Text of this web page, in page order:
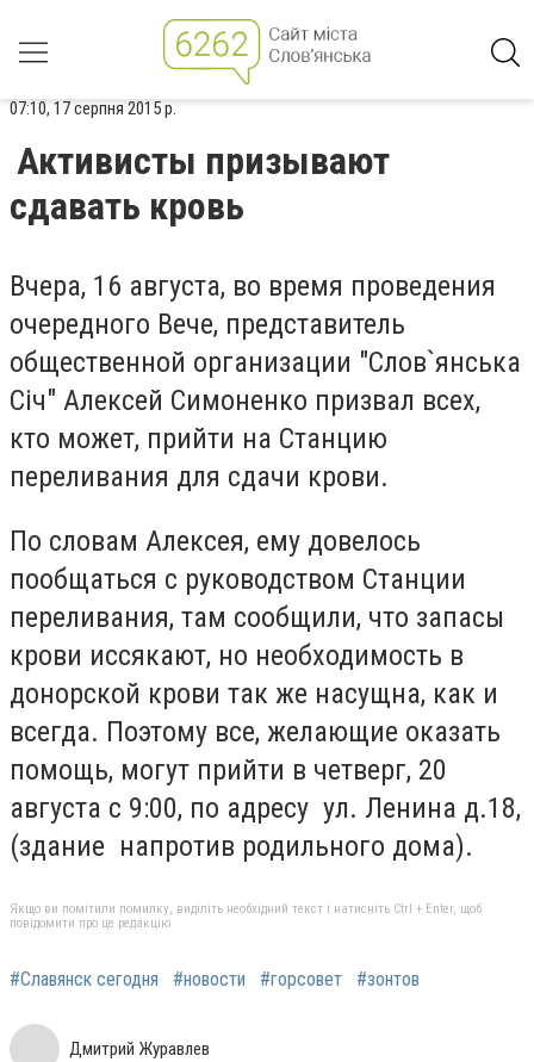
07:10, 17 серпня 2015 р.
Активисты призывают
сдавать кровь
Вчера, 16 августа, во время проведения
очередного Вече, представитель
общественной организации "Слов`янська
Січ" Алексей Симоненко призвал всех,
кто может, прийти на Станцию
переливания для сдачи крови.
По словам Алексея, ему довелось
пообщаться с руководством Станции
переливания, там сообщили, что запасы
крови иссякают, но необходимость в
донорской крови так же насущна, как и
всегда. Поэтому все, желающие оказать
помощь, могут прийти в четверг, 20
августа с 9:00, по адресу ул. Ленина д.18,
(здание напротив родильного дома).
Якщо ви помітили помилку, виділіть необхідний текст і натисніть Ctrl + Enter, щоб
повідомити про це редакцію
#Славянск сегодня #новости #горсовет #зонтов
Дмитрий Журавлев